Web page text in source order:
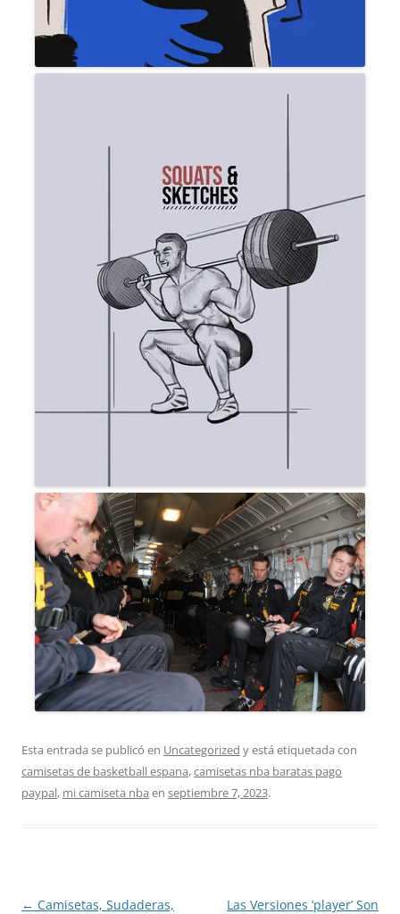
Esta entrada se publicó en Uncategorized y está etiquetada con
camisetas de basketball espana,camisetas nba baratas pago
paypal, mi camiseta nba en septiembre 7, 2023.
Navegación
← Camisetas, Sudaderas, Las Versiones ‘player’ Son